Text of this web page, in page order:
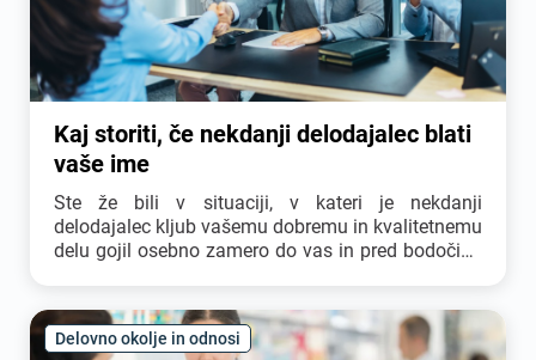
Kaj storiti, če nekdanji delodajalec blati
vaše ime
Ste že bili v situaciji, v kateri je nekdanji
delodajalec kljub vašemu dobremu in kvalitetnemu
delu gojil osebno zamero do vas in pred bodočimi
uspe. Uniči pa vas lahko tudi na posreden način, in
sicer z imenom podjetja, ki je na slabem glasu.
Delovno okolje in odnosi